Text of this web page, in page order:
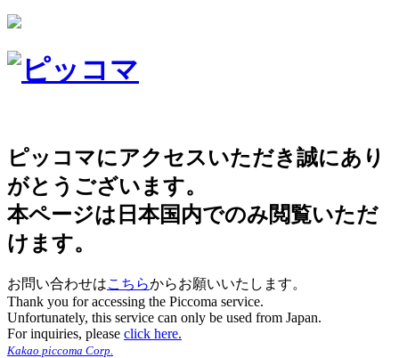
ピッコマにアクセスいただき誠にあり
がとうございます。
本ページは日本国内でのみ閲覧いただ
けます。
お問い合わせはこちらからお願いいたします。
Thank you for accessing the Piccoma service.
Unfortunately, this service can only be used from Japan.
For inquiries, please click here.
Kakao piccoma Corp.